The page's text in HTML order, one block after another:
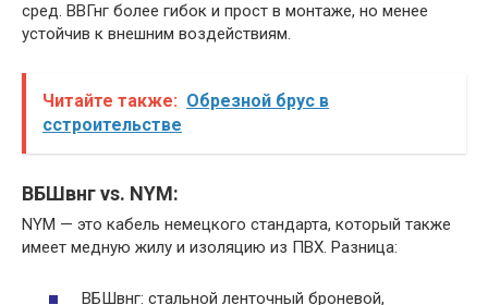
сред. ВВГнг более гибок и прост в монтаже, но менее
устойчив к внешним воздействиям.​
Читайте также: Обрезной брус в
сстроительстве
ВБШвнг vs. NYM:
NYM — это кабель немецкого стандарта, который также
имеет медную жилу и изоляцию из ПВХ.​ Разница:
ВБШвнг: стальной ленточный броневой,